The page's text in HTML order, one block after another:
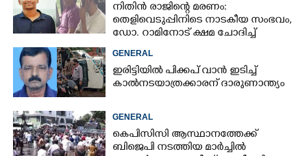
നിതിൻ രാജിന്റെ മരണം:
തെളിവെടുപ്പിനിടെ നാടകീയ സംഭവം,
ഡോ. റാമിനോട് ക്ഷമ ചോദിച്ച്
GENERAL
ഇരിട്ടിയിൽ പിക്കപ് വാൻ ഇടിച്ച്
കാൽനടയാത്രക്കാരന് ദാരുണാന്ത്യം
GENERAL
കെപിസിസി ആസ്ഥാനത്തേക്ക്
ബിജെപി നടത്തിയ മാർച്ചിൽ